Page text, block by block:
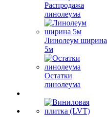
Распродажа
линолеума
Линолеум ширина
5м
Остатки
линолеума